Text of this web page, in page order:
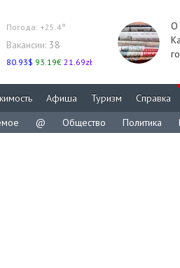
Погода: +25.4°
Вакансии: 38
80.93$ 93.19€ 21.69zł
О
Афиша Туризм Справка
@ Общество Политика